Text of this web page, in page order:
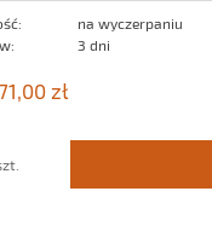
na wyczerpaniu
3 dni
zł